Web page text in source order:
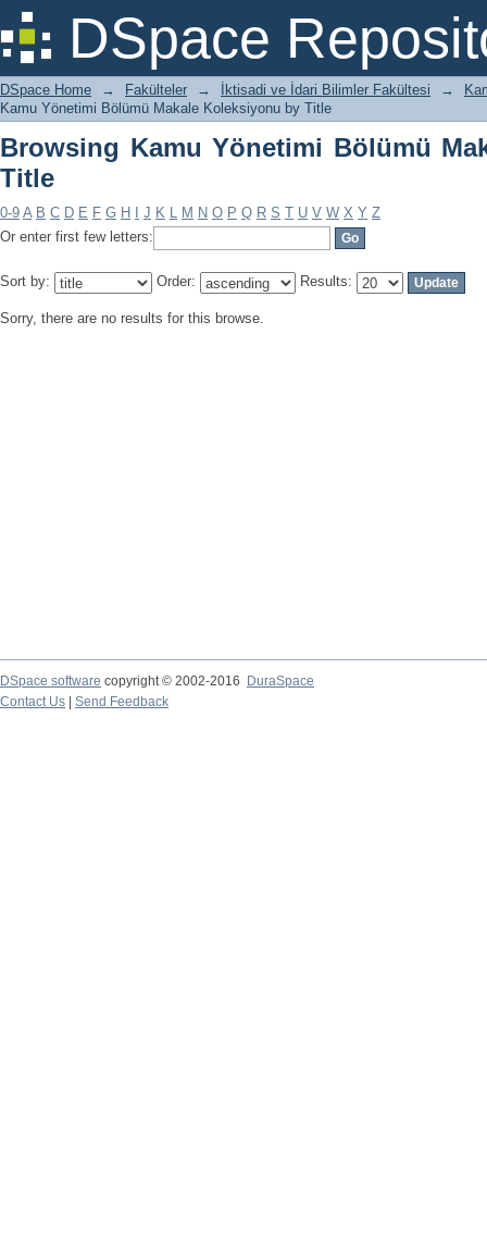
DSpace
Browsing Kamu Yönetimi Bölümü
DSpace Home → Fakülteler → İktisadi ve İdari Bilimler Fakültesi →
Kamu Yönetimi Bölümü Makale Koleksiyonu by Title
Browsing Kamu Yönetimi Bölümü
Title
0-9 A B C D E F G H J K L M N O P Q R S T U V W X Y Z
Or enter first few letters:
Sort by: Order: Results:
Sorry, there are no results for this browse.
DSpace software copyright © 2002-2016
DuraSpace
Contact Us
Send Feedback